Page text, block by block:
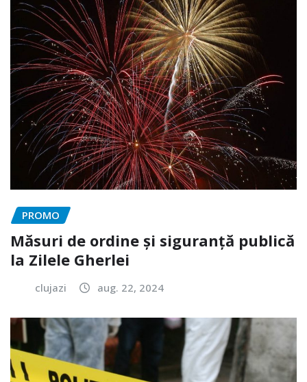
PROMO
Măsuri de ordine și siguranță publică
la Zilele Gherlei
clujazi aug. 22, 2024